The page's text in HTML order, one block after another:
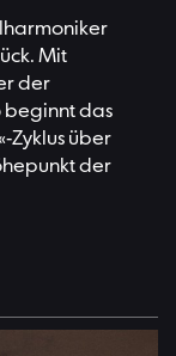
Mit
der
beginnt das
Zyklus über
der